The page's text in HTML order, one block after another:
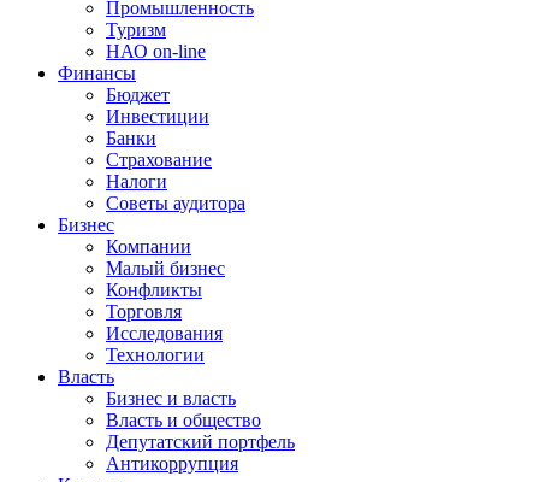
Промышленность
Туризм
НАО on-line
Финансы
Бюджет
Инвестиции
Банки
Страхование
Налоги
Советы аудитора
Бизнес
Компании
Малый бизнес
Конфликты
Торговля
Исследования
Технологии
Власть
Бизнес и власть
Власть и общество
Депутатский портфель
Антикоррупция